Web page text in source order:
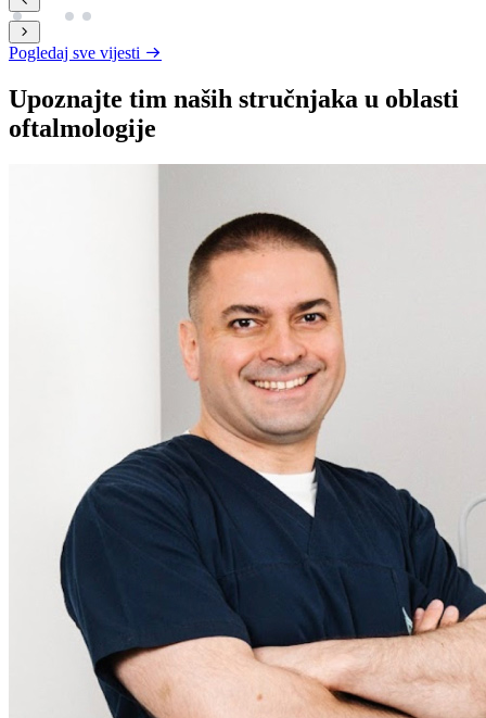
Pogledaj sve vijesti
Upoznajte tim naših stručnjaka u oblasti
oftalmologije